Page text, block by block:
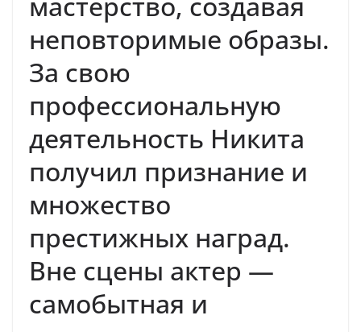
неповторимые образы.
За свою
профессиональную
деятельность Никита
получил признание и
множество
престижных наград.
Вне сцены актер —
самобытная и